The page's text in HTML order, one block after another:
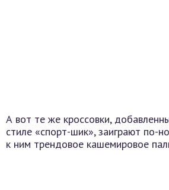
А вот те же кроссовки,
стиле «спорт-шик», заиграют по-
к ним трендовое кашемировое